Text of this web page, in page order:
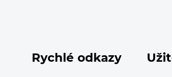
Rychlé odkazy